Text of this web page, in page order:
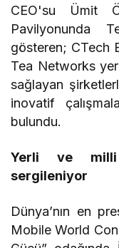
CEO'su Ümit
Pavilyonunda
gösteren; CTech
Tea Networks yer
sağlayan
inovatif
bulundu.
Yerli ve milli
sergileniyor
Dünya’nın en
Mobile World